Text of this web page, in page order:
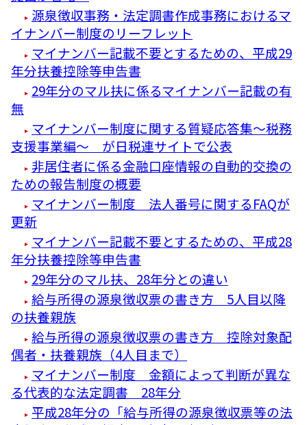
源泉徴収事務・法定調書作成事務におけるマ
イナンバー制度のリーフレット
マイナンバー記載不要とするための、平成29
年分扶養控除等申告書
29年分のマル扶に係るマイナンバー記載の有
無
マイナンバー制度に関する質疑応答集～税務
支援事業編～ が日税連サイトで公表
非居住者に係る金融口座情報の自動的交換の
ための報告制度の概要
マイナンバー制度 法人番号に関するFAQが
更新
マイナンバー記載不要とするための、平成28
年分扶養控除等申告書
29年分のマル扶、28年分との違い
給与所得の源泉徴収票の書き方 5人目以降
の扶養親族
給与所得の源泉徴収票の書き方 控除対象配
偶者・扶養親族（4人目まで）
マイナンバー制度 金額によって判断が異な
る代表的な法定調書 28年分
平成28年分の「給与所得の源泉徴収票等の法